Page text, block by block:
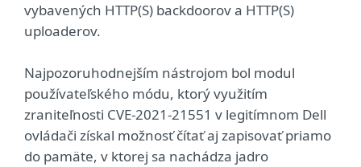
vybavených HTTP(S) backdoorov a HTTP(S)
uploaderov.
Najpozoruhodnejším nástrojom bol modul
používateľského módu, ktorý využitím
zraniteľnosti CVE-2021-21551 v legitímnom Dell
ovládači získal možnosť čítať aj zapisovať priamo
do pamäte, v ktorej sa nachádza jadro